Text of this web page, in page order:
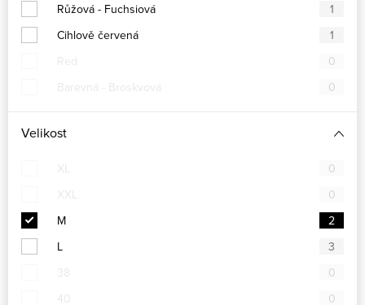
Růžová - Fuchsiová
1
Cihlově červená
1
Red
0
Barevná - Broskvová
0
Velikost
XL
0
XXL
0
M
2
L
3
38
0
40
0